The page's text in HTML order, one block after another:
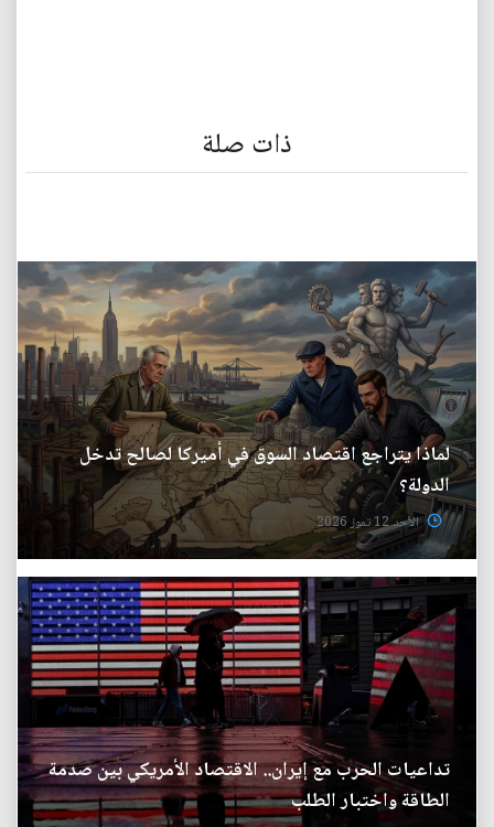
ذات صلة
لماذا يتراجع اقتصاد السوق في أميركا لصالح تدخل
الدولة؟
الأحد 12 تموز 2026
تداعيات الحرب مع إيران.. الاقتصاد الأمريكي بين صدمة
الطاقة واختبار الطلب